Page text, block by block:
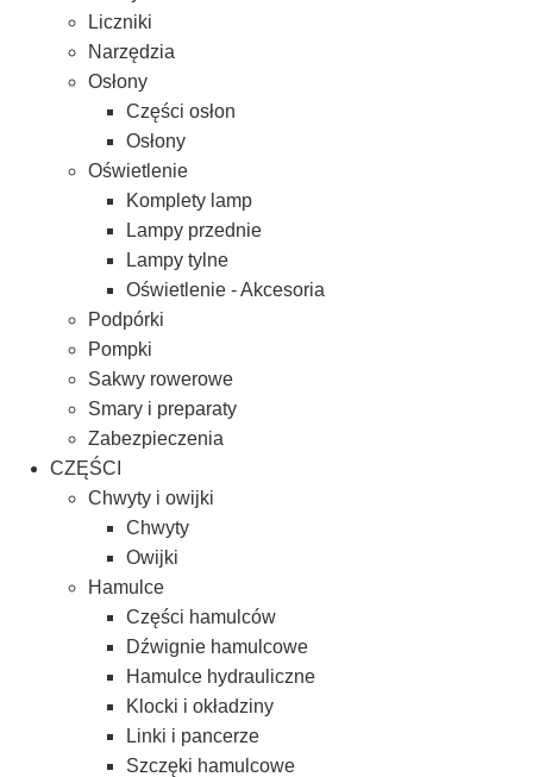
Liczniki
Narzędzia
Osłony
Części osłon
Osłony
Oświetlenie
Komplety lamp
Lampy przednie
Lampy tylne
Oświetlenie - Akcesoria
Podpórki
Pompki
Sakwy rowerowe
Smary i preparaty
Zabezpieczenia
CZĘŚCI
Chwyty i owijki
Chwyty
Owijki
Hamulce
Części hamulców
Dźwignie hamulcowe
Hamulce hydrauliczne
Klocki i okładziny
Linki i pancerze
Szczęki hamulcowe